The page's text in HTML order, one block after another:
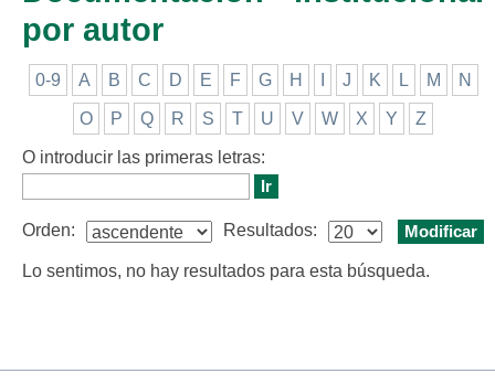
por autor
0-9 A B C D E F G H J K L M N
O P Q R S T U V W X Y Z
O introducir las primeras letras:
Orden: Resultados:
Lo sentimos, no hay resultados para esta búsqueda.